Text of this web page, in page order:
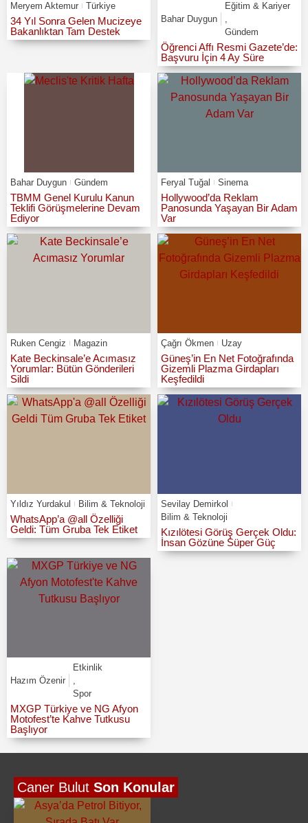
Meryem Aktemur Türkiye
34 Yıl Sonra Gelen Mucizeye
Bakanlıktan Tam Destek
Bahar Duygun
Eğitim & Kariyer
,
Gündem
Öğrenci Affı Resmi Gazete’de:
Başvuru İçin 4 Ay Süre
Bahar Duygun Gündem
TBMM Genel Kurulu Kanun
Teklifi Görüşmelerine Devam
Ediyor
Feryal Tuğal Sinema
Hollywood’da Reklam
Panosunda Yaşayan Bir Adam
Var
Ruken Cengiz Magazin
Kate Beckinsale’e Acımasız
Yorumlar: Bütün Gönderileri
Sildi
Çağrı Ökmen Uzay
Güneş’in En Net Fotoğrafında
Gizemli Plazma Girdapları
Keşfedildi
Yıldız Yurdakul Bilim & Teknoloji
WhatsApp’a @all Özelliği
Geldi: Tüm Gruba Tek Etiket
Sevilay Demirkol
Bilim & Teknoloji
Kızılötesi Görüş Gerçek Oldu:
İnsan Gözüne Süper Güç
Hazım Özenir
Etkinlik
,
Spor
MXGP Türkiye ve NG Afyon
Motofest’te Kahve Tutkusu
Başlıyor
Caner Bulut Son Konular